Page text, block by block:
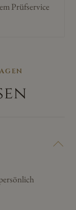
Prüfservice